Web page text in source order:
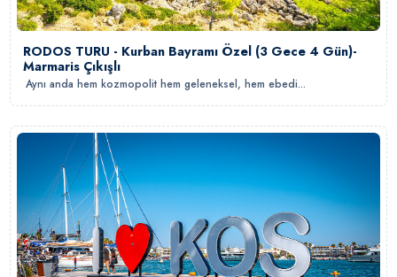
RODOS TURU - Kurban Bayramı Özel (3 Gece 4 Gün)-
Marmaris Çıkışlı
Aynı anda hem kozmopolit hem geleneksel, hem ebedi...